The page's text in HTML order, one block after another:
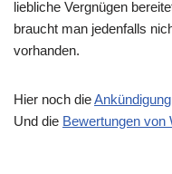
liebliche Vergnügen
braucht man jedenfalls
vorhanden.
Hier noch die
Und die Bewertungen von